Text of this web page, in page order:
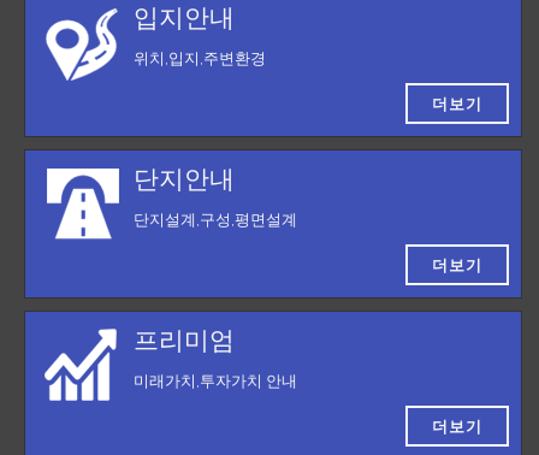
입지안내
위치,입지,주변환경
더보기
단지안내
단지설계,구성,평면설계
더보기
프리미엄
미래가치,투자가치 안내
더보기